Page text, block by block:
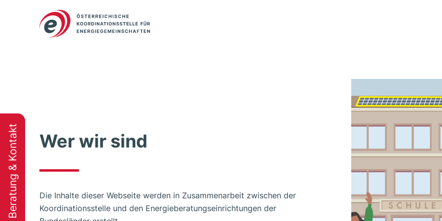
Beratung & Kontakt Wer wir sind
Die Inhalte dieser Webseite werden in Zusammenarbeit zwischen der
Koordinationsstelle und den Energieberatungseinrichtungen der